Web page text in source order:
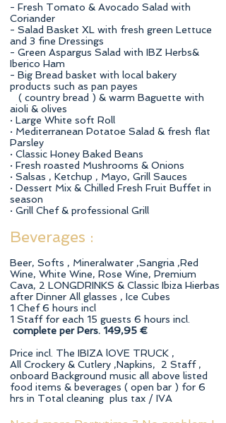
- Fresh Tomato & Avocado Salad with
Coriander
- Salad Basket XL with fresh green Lettuce
and 3 fine Dressings
- Green Aspargus Salad with IBZ Herbs&
Iberico Ham
- Big Bread basket with local bakery
products such as pan payes
( country bread ) & warm Baguette with
aioli & olives
· Large White soft Roll
· Mediterranean Potatoe Salad & fresh flat
Parsley
· Classic Honey Baked Beans
· Fresh roasted Mushrooms & Onions
· Salsas , Ketchup , Mayo, Grill Sauces
· Dessert Mix & Chilled Fresh Fruit Buffet in
season
· Grill Chef & professional Grill
Beverages :
Beer, Softs , Mineralwater ,Sangria ,Red
Wine, White Wine, Rose Wine, Premium
Cava, 2 LONGDRINKS & Classic Ibiza Hierbas
after Dinner All glasses , Ice Cubes
1 Chef 6 hours incl
1 Staff for each 15 guests 6 hours incl.
complete per Pers. 149,95 €
Price incl. The IBIZA lOVE TRUCK ,
All Crockery & Cutlery ,Napkins, 2 Staff ,
onboard Background music all above listed
food items & beverages ( open bar ) for 6
hrs in Total cleaning plus tax / IVA